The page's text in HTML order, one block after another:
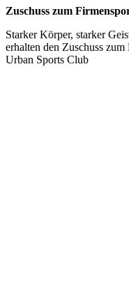
Zuschuss zum
Starker Körper, starker
erhalten den Zuschuss
Urban Sports Club